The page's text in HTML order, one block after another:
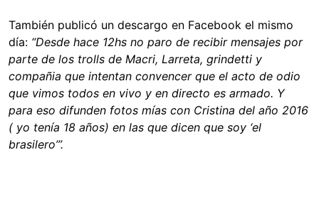
También publicó un descargo en Facebook el mismo
día: “Desde hace 12hs no paro de recibir mensajes por
parte de los trolls de Macri, Larreta, grindetti y
compañia que intentan convencer que el acto de odio
que vimos todos en vivo y en directo es armado. Y
para eso difunden fotos mías con Cristina del año 2016
( yo tenía 18 años) en las que dicen que soy ‘el
brasilero’”.